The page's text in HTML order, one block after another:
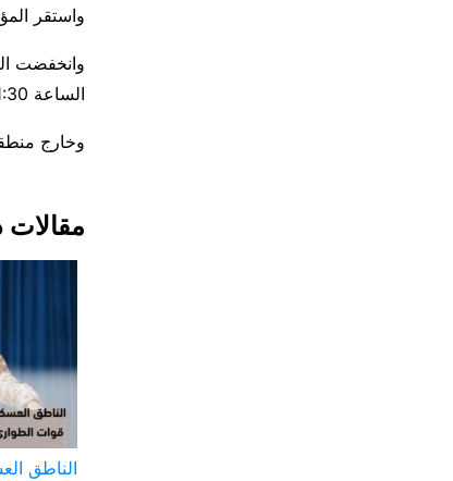
واستقر المؤشر
الساعة 11:30 بتوقيت جرينتش.
وخارج منطقة
الناطق